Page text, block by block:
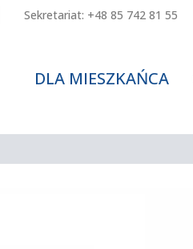
Sekretariat: +48 85 742 81 55
DLA MIESZKAŃCA